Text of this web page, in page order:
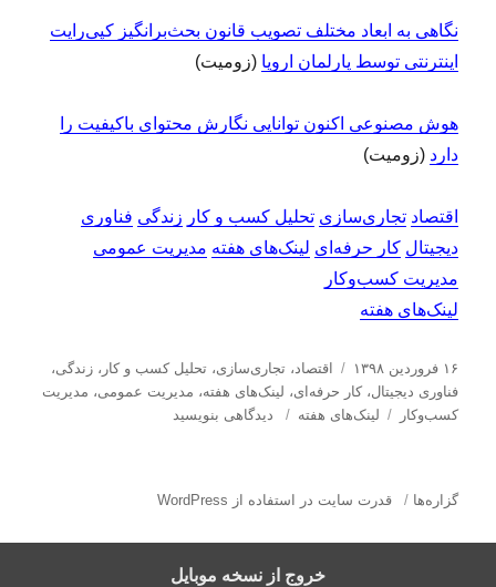
نگاهی به ابعاد مختلف تصویب قانون بحث‌برانگیز کپی‌رایت
اینترنتی توسط پارلمان اروپا (زومیت)
هوش مصنوعی اکنون توانایی نگارش محتوای باکیفیت را
دارد (زومیت)
اقتصاد تجاری‌سازی تحلیل کسب و کار زندگی فناوری
دیجیتال کار حرفه‌ای لینک‌های هفته مدیریت عمومی
مدیریت کسب‌و‌کار
لینک‌های هفته
ا
ر
س
د
۱۶ فروردین ۱۳۹۸
د
س
ت
اقتصاد ،تجاری‌سازی،تحلیل كسب و كار ،زندگی،
فناوری دیجیتال،کار حرفه‌ای، لینک‌های هفته، مدیریت عمومی، مدیریت
كسب‌و‌كار
ب
ب‌
لینک‌های هفته
ل
ک‌
دیدگاهی بنویسید
گزاره‌ها قدرت سایت در استفاده از WordPress
خروج از نسخه موبایل